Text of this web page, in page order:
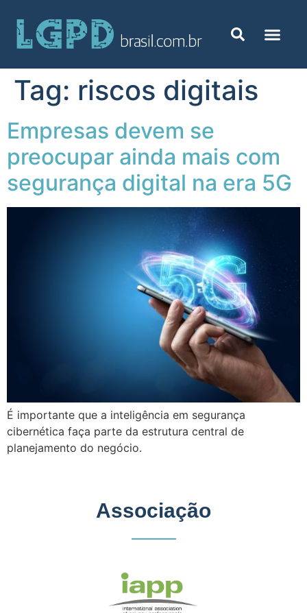
Tag: riscos digitais
Empresas devem se
preocupar ainda mais com
segurança digital na era 5G
É importante que a inteligência em segurança
cibernética faça parte da estrutura central de
planejamento do negócio.
Associação